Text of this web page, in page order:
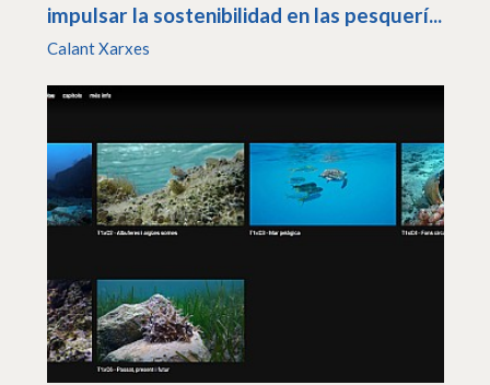
impulsar la sostenibilidad en las pesquerí...
Calant Xarxes